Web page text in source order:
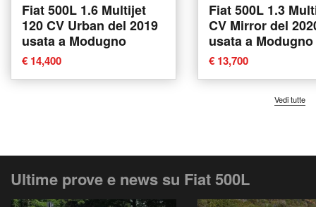
Fiat 500L 1.6 Multijet
120 CV Urban del 2019
usata a Modugno
€ 14,400
Fiat 500L 1.3
CV Mirror del
usata a Modugno
€ 13,700
Vedi tutte
Ultime prove e news su Fiat 500L